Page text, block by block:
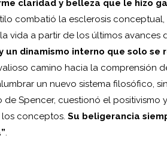
claridad y belleza que le hizo
combatió la esclerosis conceptual,
vida a partir de los últimos avances
un dinamismo interno que solo se
camino hacia la comprensión
un nuevo sistema filosófico,
Spencer, cuestionó el positivismo
los conceptos. Su beligerancia
.